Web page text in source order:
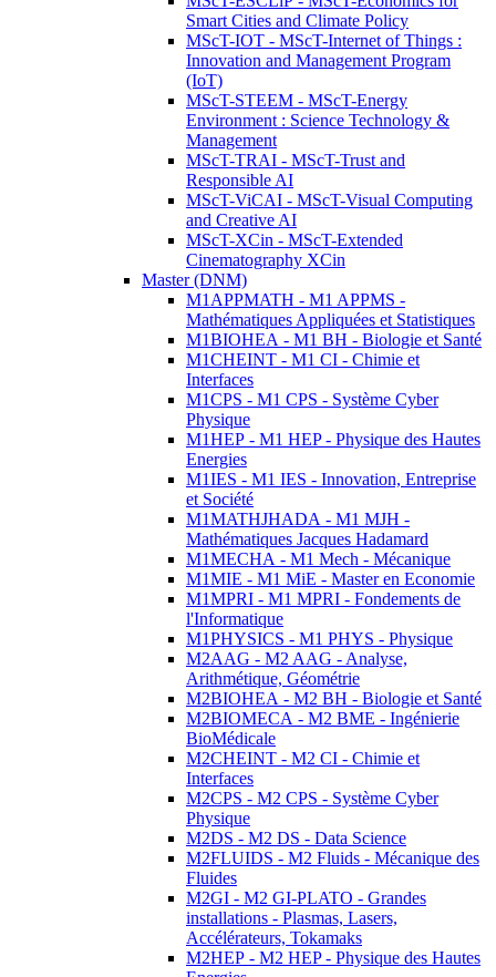
Smart Cities and Climate Policy
MScT-IOT - MScT-Internet of Things :
Innovation and Management Program
(IoT)
MScT-STEEM - MScT-Energy
Environment : Science Technology &
Management
MScT-TRAI - MScT-Trust and
Responsible AI
MScT-ViCAI - MScT-Visual Computing
and Creative AI
MScT-XCin - MScT-Extended
Cinematography XCin
Master (DNM)
M1APPMATH - M1 APPMS -
Mathématiques Appliquées et Statistiques
M1BIOHEA - M1 BH - Biologie et Santé
M1CHEINT - M1 CI - Chimie et
Interfaces
M1CPS - M1 CPS - Système Cyber
Physique
M1HEP - M1 HEP - Physique des Hautes
Energies
M1IES - M1 IES - Innovation, Entreprise
et Société
M1MATHJHADA - M1 MJH -
Mathématiques Jacques Hadamard
M1MECHA - M1 Mech - Mécanique
M1MIE - M1 MiE - Master en Economie
M1MPRI - M1 MPRI - Fondements de
l'Informatique
M1PHYSICS - M1 PHYS - Physique
M2AAG - M2 AAG - Analyse,
Arithmétique, Géométrie
M2BIOHEA - M2 BH - Biologie et Santé
M2BIOMECA - M2 BME - Ingénierie
BioMédicale
M2CHEINT - M2 CI - Chimie et
Interfaces
M2CPS - M2 CPS - Système Cyber
Physique
M2DS - M2 DS - Data Science
M2FLUIDS - M2 Fluids - Mécanique des
Fluides
M2GI - M2 GI-PLATO - Grandes
installations - Plasmas, Lasers,
Accélérateurs, Tokamaks
M2HEP - M2 HEP - Physique des Hautes